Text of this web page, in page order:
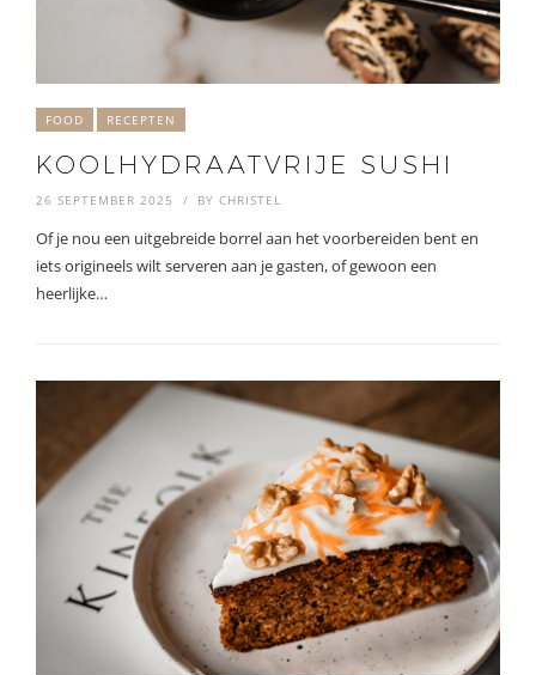
FOOD RECEPTEN
KOOLHYDRAATVRIJE SUSHI
26 SEPTEMBER 2025 BY CHRISTEL
Of je nou een uitgebreide borrel aan het voorbereiden bent en
iets origineels wilt serveren aan je gasten, of gewoon een
heerlijke…